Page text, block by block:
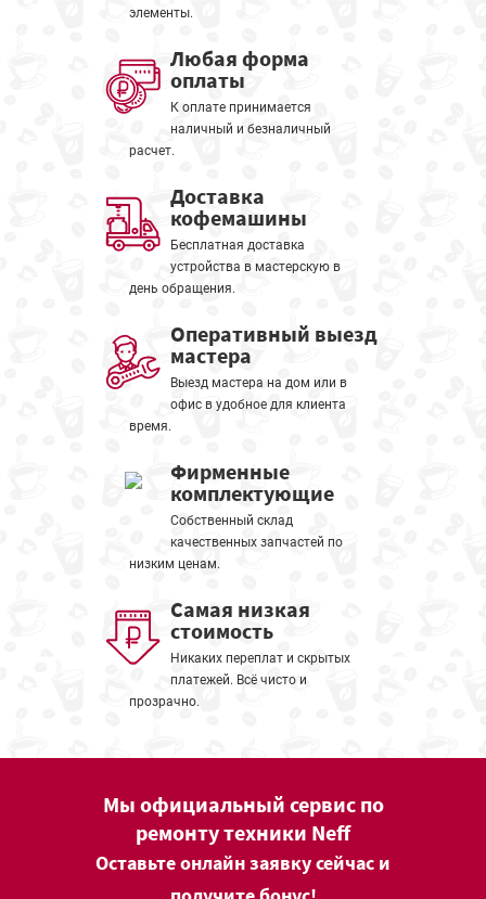
элементы.
Любая форма
оплаты
К оплате принимается
наличный и безналичный
расчет.
Доставка
кофемашины
Бесплатная доставка
устройства в мастерскую в
день обращения.
Оперативный выезд
мастера
Выезд мастера на дом или в
офис в удобное для клиента
время.
Фирменные
комплектующие
Собственный склад
качественных запчастей по
низким ценам.
Самая низкая
стоимость
Никаких переплат и скрытых
платежей. Всё чисто и
прозрачно.
Мы официальный сервис по
ремонту техники Neff
Оставьте онлайн заявку сейчас и